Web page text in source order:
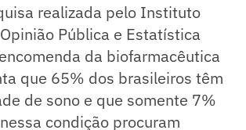
realizada pelo Instituto
Pública e Estatística
da biofarmacêutica
que 65% dos brasileiros têm
de sono e que somente 7%
condição procuram